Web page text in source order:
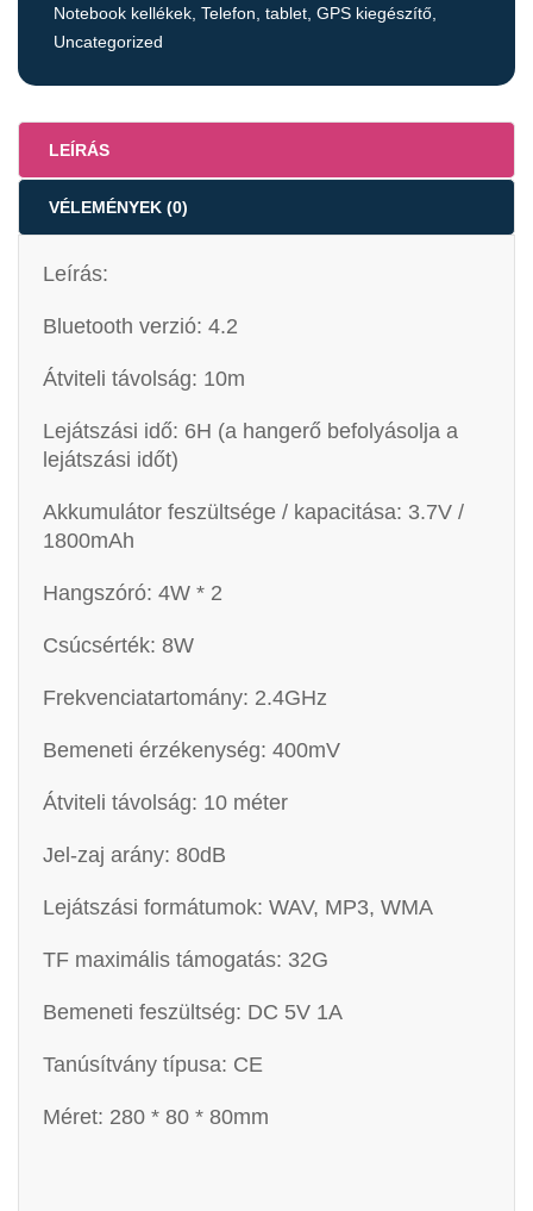
Notebook kellékek, Telefon, tablet, GPS kiegészítő,
Uncategorized
LEÍRÁS
VÉLEMÉNYEK (0)
Leírás:
Bluetooth verzió: 4.2
Átviteli távolság: 10m
Lejátszási idő: 6H (a hangerő befolyásolja a
lejátszási időt)
Akkumulátor feszültsége / kapacitása: 3.7V /
1800mAh
Hangszóró: 4W * 2
Csúcsérték: 8W
Frekvenciatartomány: 2.4GHz
Bemeneti érzékenység: 400mV
Átviteli távolság: 10 méter
Jel-zaj arány: 80dB
Lejátszási formátumok: WAV, MP3, WMA
TF maximális támogatás: 32G
Bemeneti feszültség: DC 5V 1A
Tanúsítvány típusa: CE
Méret: 280 * 80 * 80mm